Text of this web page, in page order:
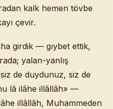
kalk hemen tövbe
çevir.
girdik — gıybet ettik,
yalan-yanlış
de duydunuz, siz de
lâ ilâhe illâllâh» —
illâllâh, Muhammeden